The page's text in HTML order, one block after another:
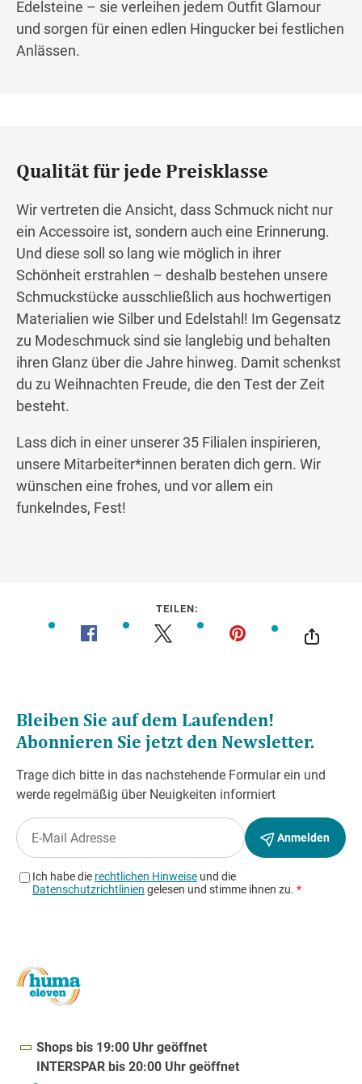
Edelsteine – sie verleihen jedem Outfit Glamour
und sorgen für einen edlen Hingucker bei festlichen
Anlässen.
Qualität für jede Preisklasse
Wir vertreten die Ansicht, dass Schmuck nicht nur
ein Accessoire ist, sondern auch eine Erinnerung.
Und diese soll so lang wie möglich in ihrer
Schönheit erstrahlen – deshalb bestehen unsere
Schmuckstücke ausschließlich aus hochwertigen
Materialien wie Silber und Edelstahl! Im Gegensatz
zu Modeschmuck sind sie langlebig und behalten
ihren Glanz über die Jahre hinweg. Damit schenkst
du zu Weihnachten Freude, die den Test der Zeit
besteht.
Lass dich in einer unserer 35 Filialen inspirieren,
unsere Mitarbeiter*innen beraten dich gern. Wir
wünschen eine frohes, und vor allem ein
funkelndes, Fest!
TEILEN:
Shops bis 19:00 Uhr geöffnet
INTERSPAR bis 20:00 Uhr geöffnet